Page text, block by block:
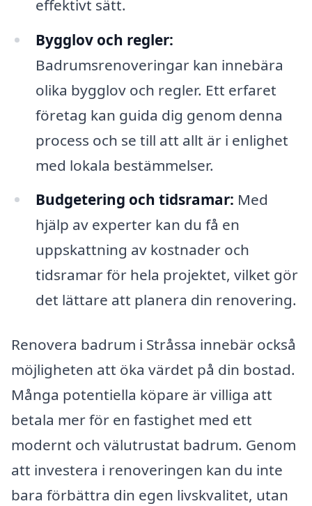
effektivt sätt.
Bygglov och regler:
Badrumsrenoveringar kan innebära
olika bygglov och regler. Ett erfaret
företag kan guida dig genom denna
process och se till att allt är i enlighet
med lokala bestämmelser.
Budgetering och tidsramar: Med
hjälp av experter kan du få en
uppskattning av kostnader och
tidsramar för hela projektet, vilket gör
det lättare att planera din renovering.
Renovera badrum i Stråssa innebär också
möjligheten att öka värdet på din bostad.
Många potentiella köpare är villiga att
betala mer för en fastighet med ett
modernt och välutrustat badrum. Genom
att investera i renoveringen kan du inte
bara förbättra din egen livskvalitet, utan